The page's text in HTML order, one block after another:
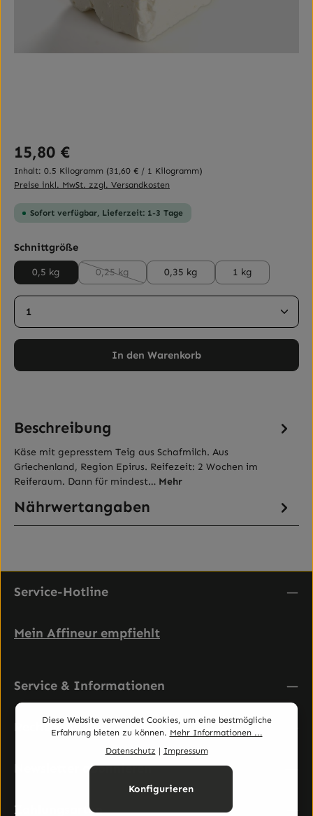
Regulärer Preis:
15,80 €
Inhalt: 0.5 Kilogramm (31,60 € / 1 Kilogramm)
Preise inkl. MwSt. zzgl. Versandkosten
Sofort verfügbar, Lieferzeit: 1-3 Tage
Schnittgrößeauswählen
0,5 kg 0,25 kg
(Diese Option ist zurzeit nicht verfügbar.)
0,35 kg 1 kg
Produkt Anzahl: Gib den gewünschten Wert ein
In den Warenkorb
Beschreibung
Käse mit gepresstem Teig aus Schafmilch. Aus
Griechenland, Region Epirus. Reifezeit: 2 Wochen im
Reiferaum. Dann für mindest… Mehr
Nährwertangaben
Service-Hotline
Mein Affineur empfiehlt
Service & Informationen
Rechtliches
Newsletter abonnieren
Zahlungsarten
Diese Website verwendet Cookies, um eine bestmögliche
Erfahrung bieten zu können. Mehr Informationen ...
Datenschutz | Impressum
Konfigurieren